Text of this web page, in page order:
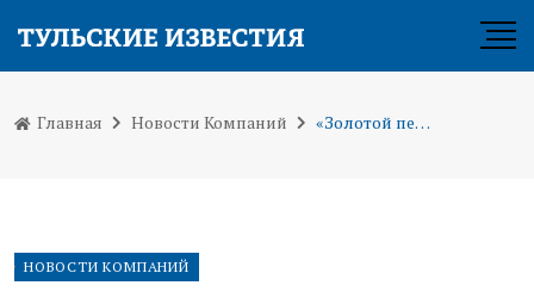
Главная Новости Компаний «Золотой петушок» в Тульском кремле: солисты Большого театра представят оперу Римского-Корсакова
НОВОСТИ КОМПАНИЙ